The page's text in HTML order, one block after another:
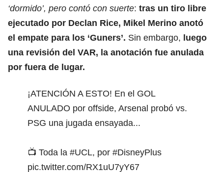
‘dormido’, pero contó con suerte: tras un tiro libre
ejecutado por Declan Rice, Mikel Merino anotó
el empate para los ‘Guners’. Sin embargo, luego
una revisión del VAR, la anotación fue anulada
por fuera de lugar.
¡ATENCIÓN A ESTO! En el GOL
ANULADO por offside, Arsenal probó vs.
PSG una jugada ensayada...
📺 Toda la #UCL, por #DisneyPlus
pic.twitter.com/RX1uU7yY67